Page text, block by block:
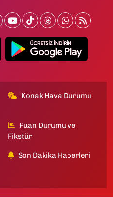
Konak Hava Durumu
Puan Durumu ve
Fikstür
Son Dakika Haberleri